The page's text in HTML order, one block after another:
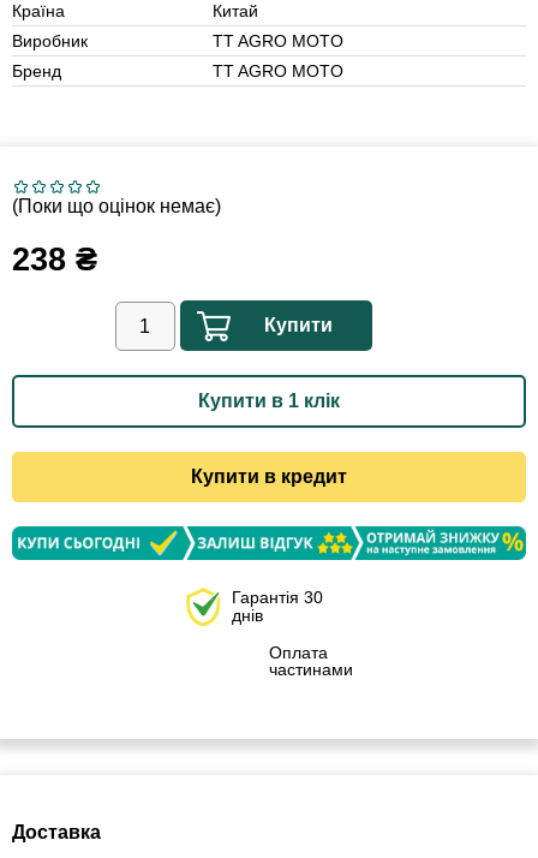
Країна
Китай
Виробник
TT AGRO MOTO
Бренд
TT AGRO MOTO
(Поки що оцінок немає)
238 ₴
Купити
Купити в 1 клік
Купити в кредит
Гарантія 30
днів
Оплата
частинами
Доставка